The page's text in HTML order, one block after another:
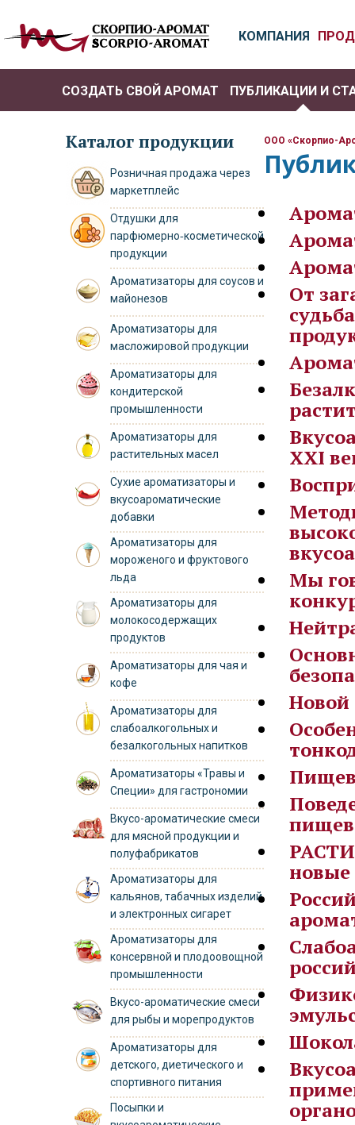
КОМПАНИЯ
СОЗДАТЬ СВОЙ АРОМАТ
ПУБЛИКАЦИИ И
Каталог продукции
Розничная продажа через
маркетплейс
Отдушки для
парфюмерно‑косметической
продукции
Ароматизаторы для соусов и
майонезов
Ароматизаторы для
масложировой продукции
Ароматизаторы для
кондитерской
промышленности
Ароматизаторы для
растительных масел
Сухие ароматизаторы и
вкусоароматические
добавки
Ароматизаторы для
мороженого и фруктового
льда
Ароматизаторы для
молокосодержащих
продуктов
Ароматизаторы для чая и
кофе
Ароматизаторы для
слабоалкогольных и
безалкогольных напитков
Ароматизаторы «Травы и
Специи» для гастрономии
Вкусо-ароматические смеси
для мясной продукции и
полуфабрикатов
Ароматизаторы для
кальянов, табачных изделий
и электронных сигарет
Ароматизаторы для
консервной и плодоовощной
промышленности
Вкусо-ароматические смеси
для рыбы и морепродуктов
Ароматизаторы для
детского, диетического и
спортивного питания
Посыпки и
ООО «Скорпио-
От
XXI
Мы
Новой